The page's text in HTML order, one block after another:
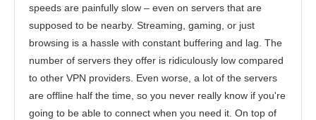
speeds are painfully slow – even on servers that are
supposed to be nearby. Streaming, gaming, or just
browsing is a hassle with constant buffering and lag. The
number of servers they offer is ridiculously low compared
to other VPN providers. Even worse, a lot of the servers
are offline half the time, so you never really know if you're
going to be able to connect when you need it. On top of